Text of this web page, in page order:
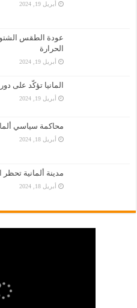
أبريل 19, 2024
عودة الطقس
الحرارة
أبريل 19, 2024
المانيا تؤكّد
أبريل 19, 2024
محاكمة سياسي
أبريل 18, 2024
مدينة ألمانية
أبريل 18, 2024